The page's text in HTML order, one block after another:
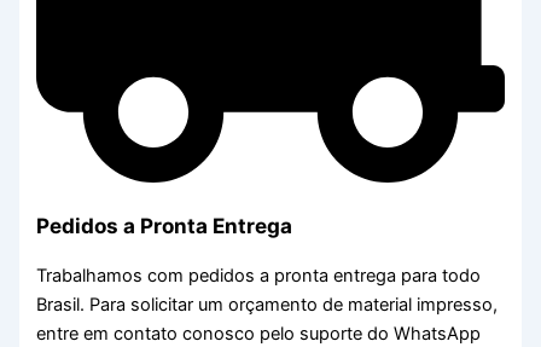
Pedidos a Pronta Entrega
Trabalhamos com pedidos a pronta entrega para todo
Brasil. Para solicitar um orçamento de material impresso,
entre em contato conosco pelo suporte do WhatsApp